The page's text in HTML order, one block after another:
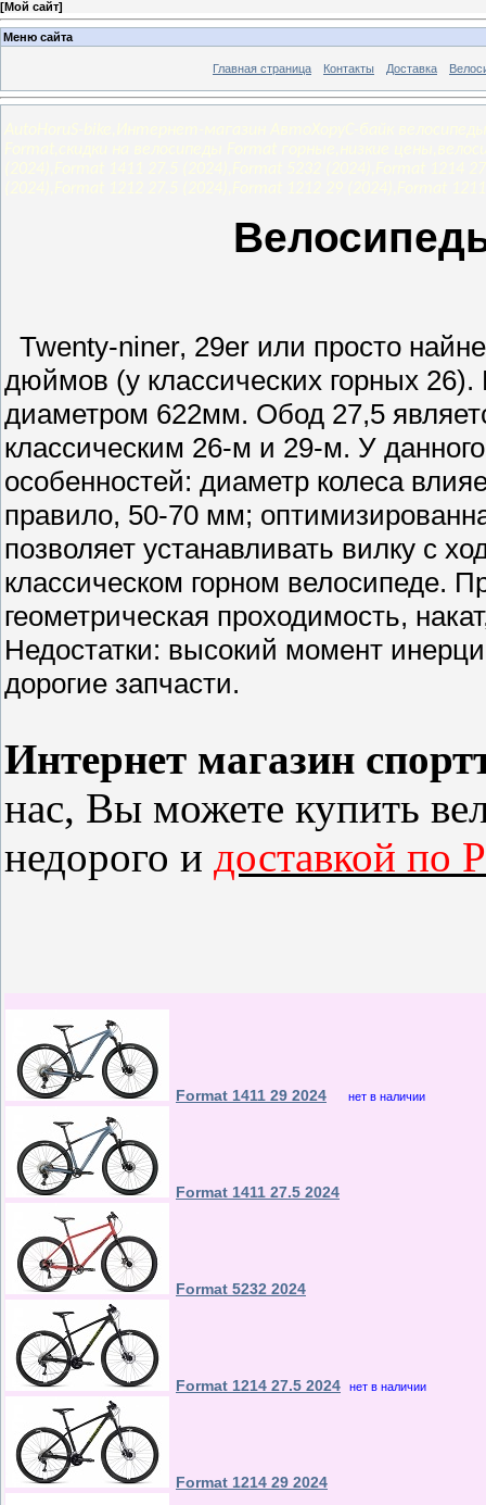
[Мой сайт]
Меню сайта
Главная страница Контакты Доставка
Twenty-niner, 29er или просто
дюймов (у классических горных
диаметром 622мм. Обод 27,5
классическим 26-м и 29-м. У
особенностей: диаметр колеса
правило, 50-70 мм;
позволяет устанавливать вилку с
классическом горном велосипеде.
геометрическая проходимость,
Недостатки: высокий момент
дорогие запчасти.
Интернет магазин
нас, Вы можете купить
недорого и доставкой по
Format 1411 29 2024 нет в наличии
Format 1411 27.5 2024
Format 5232 2024
Format 1214 27.5 2024 нет в наличии
Format 1214 29 2024